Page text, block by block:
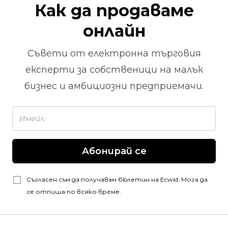
Как да продаваме
онлайн
Съвети от електронна търговия
експерти за собственици на малък
бизнес и амбициозни предприемачи.
Абонирай се
Съгласен съм да получавам бюлетин на Ecwid. Мога да
се отпиша по всяко време.